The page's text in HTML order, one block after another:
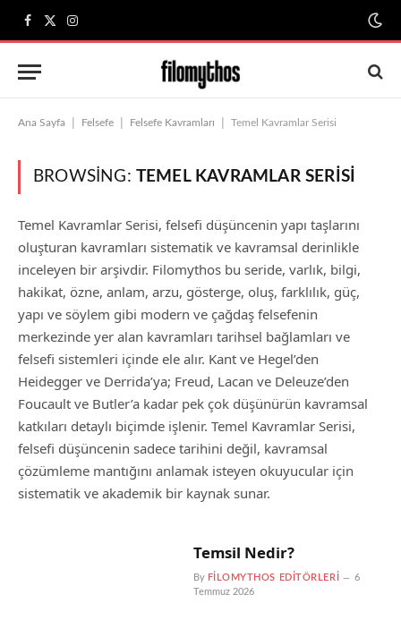
Facebook
X
(Twitter)
Instagram
Ana Sayfa Felsefe Felsefe Kavramları Temel Kavramlar Serisi
BROWSING: TEMEL KAVRAMLAR SERISI
Temel Kavramlar Serisi, felsefi düşüncenin yapı taşlarını
oluşturan kavramları sistematik ve kavramsal derinlikle
inceleyen bir arşivdir. Filomythos bu seride, varlık, bilgi,
hakikat, özne, anlam, arzu, gösterge, oluş, farklılık, güç,
yapı ve söylem gibi modern ve çağdaş felsefenin
merkezinde yer alan kavramları tarihsel bağlamları ve
felsefi sistemleri içinde ele alır. Kant ve Hegel’den
Heidegger ve Derrida’ya; Freud, Lacan ve Deleuze’den
Foucault ve Butler’a kadar pek çok düşünürün kavramsal
katkıları detaylı biçimde işlenir. Temel Kavramlar Serisi,
felsefi düşüncenin sadece tarihini değil, kavramsal
çözümleme mantığını anlamak isteyen okuyucular için
sistematik ve akademik bir kaynak sunar.
Temsil Nedir?
By FILOMYTHOS EDITÖRLERI
6
Temmuz 2026